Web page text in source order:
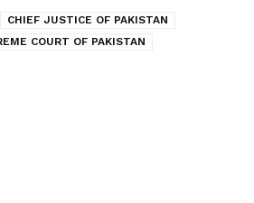
CHIEF JUSTICE OF PAKISTAN
COURT OF PAKISTAN